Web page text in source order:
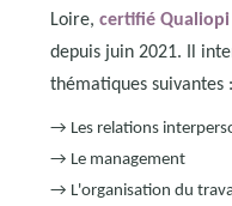
Loire, certifié Qualiopi
depuis juin 2021. Il
thématiques suivantes :
→ Les relations
→ Le management
→ L'organisation du